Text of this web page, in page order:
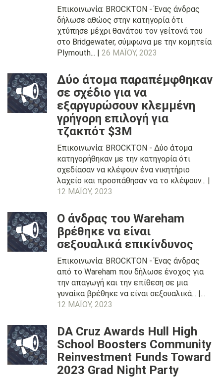
Επικοινωνία: BROCKTON - Ένας άνδρας
δήλωσε αθώος στην κατηγορία ότι
χτύπησε μέχρι θανάτου τον γείτονά του
στο Bridgewater, σύμφωνα με την κομητεία
Plymouth... | 26 ΜΑΪ́ΟΥ, 2023
Δύο άτομα παραπέμφθηκαν
σε σχέδιο για να
εξαργυρώσουν κλεμμένη
γρήγορη επιλογή για
τζακπότ $3M
Επικοινωνία: BROCKTON - Δύο άτομα
κατηγορήθηκαν με την κατηγορία ότι
σχεδίασαν να κλέψουν ένα νικητήριο
λαχείο και προσπάθησαν να το κλέψουν... |
12 ΜΑΪ́ΟΥ, 2023
Ο άνδρας του Wareham
βρέθηκε να είναι
σεξουαλικά επικίνδυνος
Επικοινωνία: BROCKTON - Ένας άνδρας
από το Wareham που δήλωσε ένοχος για
την απαγωγή και την επίθεση σε μια
γυναίκα βρέθηκε να είναι σεξουαλικά... |...
12 ΜΑΪ́ΟΥ, 2023
DA Cruz Awards Hull High
School Boosters Community
Reinvestment Funds Toward
2023 Grad Night Party